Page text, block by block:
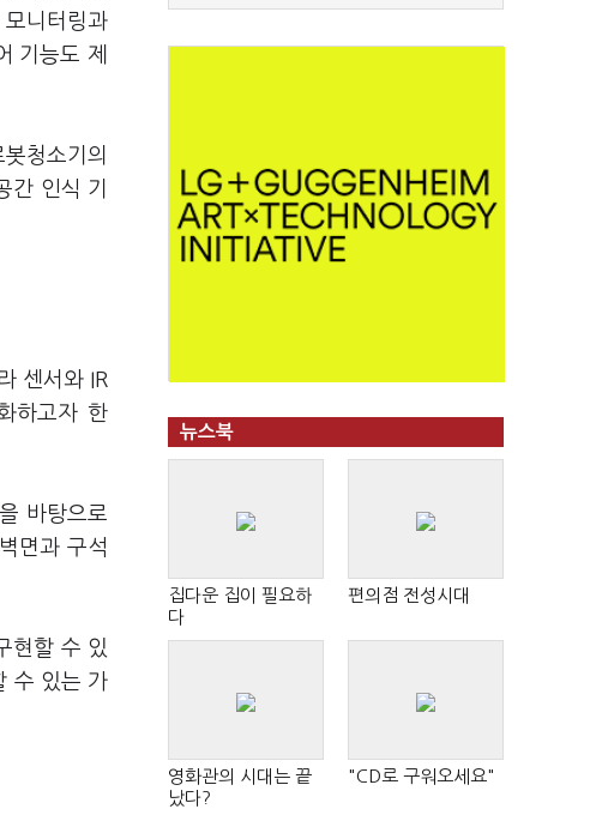
니터링과
기능도 제
청소기의
간 인식 기
센서와 IR
하고자 한
바탕으로
면과 구석
현할 수 있
수 있는 가
뉴스북
집다운 집이 필요하
다
편의점 전성시대
영화관의 시대는 끝
났다?
"CD로 구워오세요"